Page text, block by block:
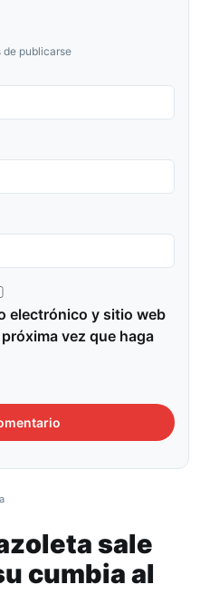
de publicarse
electrónico y sitio web
vez que haga
sale
cumbia al